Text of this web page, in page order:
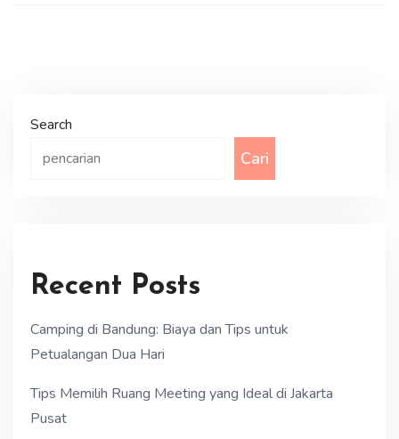
Search
Cari
Recent Posts
Camping di Bandung: Biaya dan Tips untuk
Petualangan Dua Hari
Tips Memilih Ruang Meeting yang Ideal di Jakarta
Pusat